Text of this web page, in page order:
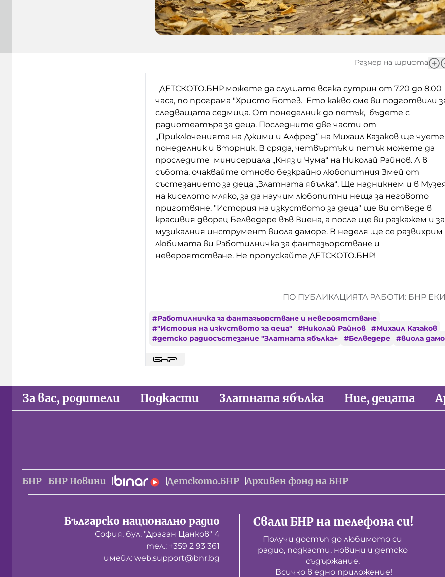
Размер на шрифта
ДЕТСКОТО.БНР можете да слушате всяка сутрин от 7.20 до 8.00
часа, по програма "Христо Ботев. Ето какво сме ви подготвили
следващата седмица. От понеделник до петък, бъдете с
радиотеатъра за деца. Последните две части от
„Приключенията на Джими и Алфред“ на Михаил Казаков ще чуете
понеделник и вторник. В сряда, четвъртък и петък можете да
проследите минисериала „Княз и Чума“ на Николай Райнов. А в
събота, очаквайте отново безкрайно любопитния Змей от
състезанието за деца „Златната ябълка“. Ще надникнем и в
на киселото мляко, за да научим любопитни неща за неговото
приготвяне. "История на изкуството за деца" ще ви отведе в
красивия дворец Белведере във Виена, а после ще ви разкажем и
музикалния инструмент виола даморе. В неделя ще се развихрим
любимата ви Работилничка за фантазьорстване и
невероятстване. Не пропускайте ДЕТСКОТО.БНР!
ПО ПУБЛИКАЦИЯТА РАБОТИ: БНР
#Работилничка за фантазьорстване и невероятстване
#"История на изкуството за деца" #Николай Райнов #Михаил Казаков
#детско радиосъстезание "Златната ябълка+ #Белведере #виола
За вас, родители Подкасти Златната ябълка Ние, децата
БНР БНР Новини Детското.БНР Архивен фонд на БНР
Българско национално радио
София, бул. "Драган Цанков" 4
тел.: +359 2 93 361
имейл: web.support@bnr.bg
Свали БНР на телефона си!
Получи достъп до любимото си
радио, подкасти, новини и детско
съдържание.
Всичко в едно приложение!